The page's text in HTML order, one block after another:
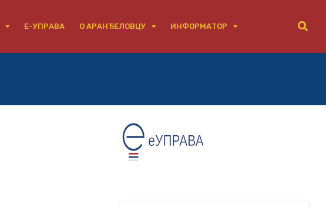
Е-УПРАВА О АРАНЂЕЛОВЦУ ИНФОРМАТОР